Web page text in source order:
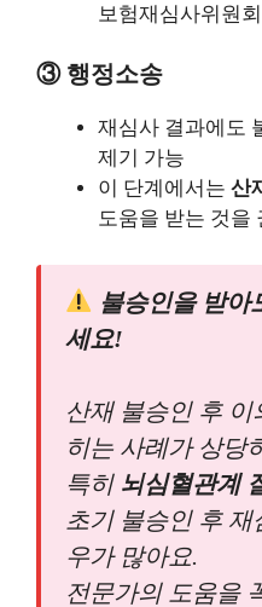
보험재심사위원
③ 행정소송
재심사 결과에도
제기 가능
이 단계에서는 산
도움을 받는 것을
불승인을 받아
세요!
산재 불승인 후
히는 사례가 상당
특히 뇌심혈관계
초기 불승인 후
우가 많아요.
전문가의 도움을